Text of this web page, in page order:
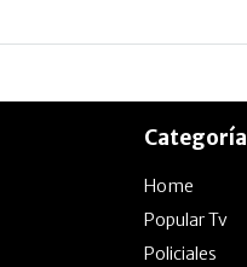
Home
Popular Tv
Policiales